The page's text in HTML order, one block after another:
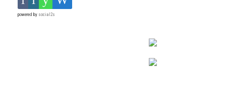
powered by social2s